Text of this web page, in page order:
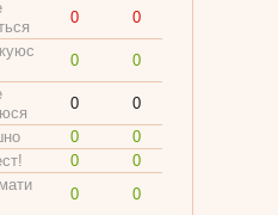
0 0
0 0
0
0
0
0
0
0
0
0